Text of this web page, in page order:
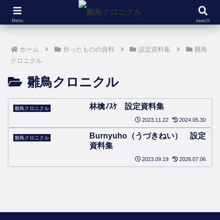
怪文書 ツイートまとめ ツイートまとめ 仕込んだネタまとめ 設定資料集
怪文書 雛鳥クロニクル
ホーム 作ったものの資料 設定資料集
雛鳥
クロニクル
雛鳥クロニクル
雛鳥クロニクル 林檎ﾉｽｹ 設定資料集
2023.11.22 2024.05.30
雛鳥クロニクル
Burnyuho（うづきねい） 設定
資料集
2023.09.19 2026.07.06
Menu search